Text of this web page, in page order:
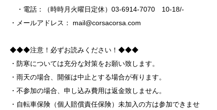
・電話：（時時月火曜日定休）03-6914-7070 10-18/-
・メールアドレス： mail@corsacorsa.com
◆◆◆注意！必ずお読みください！◆◆◆
・防寒については充分な対策をお願い致します。
・雨天の場合、開催は中止とする場合が有ります。
・不参加の場合、申し込み費用は返金致しません。
・自転車保険（個人賠償責任保険）未加入の方は参加できませ